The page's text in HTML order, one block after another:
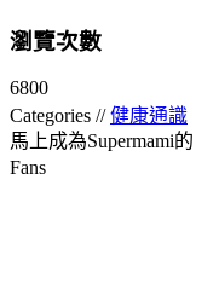
瀏覽次數
6800
Categories //健康通識
馬上成為Supermami的
Fans